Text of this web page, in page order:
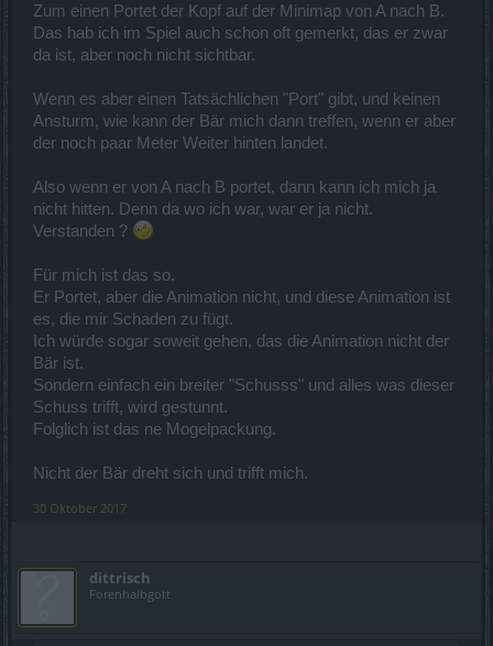
Zum einen Portet der Kopf auf der Minimap von A nach B.
Das hab ich im Spiel auch schon oft gemerkt, das er zwar
da ist, aber noch nicht sichtbar.
Wenn es aber einen Tatsächlichen "Port" gibt, und keinen
Ansturm, wie kann der Bär mich dann treffen, wenn er aber
der noch paar Meter Weiter hinten landet.
Also wenn er von A nach B portet, dann kann ich mich ja
nicht hitten. Denn da wo ich war, war er ja nicht.
Verstanden ?
Für mich ist das so.
Er Portet, aber die Animation nicht, und diese Animation ist
es, die mir Schaden zu fügt.
Ich würde sogar soweit gehen, das die Animation nicht der
Bär ist.
Sondern einfach ein breiter "Schusss" und alles was dieser
Schuss trifft, wird gestunnt.
Folglich ist das ne Mogelpackung.
Nicht der Bär dreht sich und trifft mich.
30 Oktober 2017
dittrisch
Forenhalbgott